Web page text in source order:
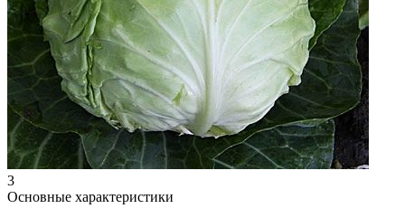
3
Основные характеристики